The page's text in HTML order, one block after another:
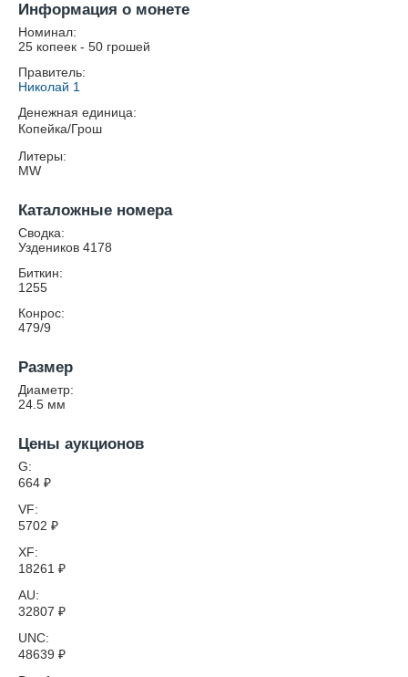
Информация о монете
Номинал:
25 копеек - 50 грошей
Правитель:
Николай 1
Денежная единица:
Копейка/Грош
Литеры:
MW
Каталожные номера
Сводка:
Уздеников 4178
Биткин:
1255
Конрос:
479/9
Размер
Диаметр:
24.5 мм
Цены аукционов
G:
664 ₽
VF:
5702 ₽
XF:
18261 ₽
AU:
32807 ₽
UNC:
48639 ₽